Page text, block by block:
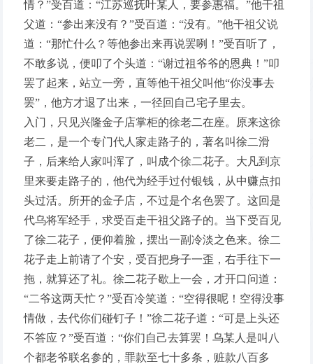
情？”受百道：“江苏巡抚叶某人，要参惠福。”他干祖
父道：“参出来没有？”受百道：“没有。”他干祖父说
道：“那忙什么？等他参出来再说罢咧！”受百听了，
不敢多说，便叩了个头道：“谢过祖爷爷的恩典！”叩
罢了起来，站立一旁，直等他干祖父叫他“你没事去
罢”，他方才退了出来，一径回自己宅子里去。
入门，只见兴隆金子店掌柜的徐老二在座。原来这徐
老二，是一个专门代人家走路子的，著名叫徐二滑
子，后来给人家叫浑了，叫成个徐二花子。大凡到京
里来要走路子的，他代为经手过付银钱，从中赚点扣
头过活。所开的金子店，不过是个名色罢了。这回是
代乌将军经手，求受百走干祖父路子的。当下受百见
了徐二花子，便仰着脸，摆出一副冷淡之色来。徐二
花子走上前请了个安，受百把身子一歪，右手往下一
拖，就算还了礼。徐二花子歇上一会，才开口问道：
“二爷这两天忙？”受百冷笑道：“空得很呢！空得没事
情做，去代你们碰钉子！”徐二花子道：“可是上头还
不答应？”受百道：“你们自己去算罢！乌某人是叫八
个都老爷联名参的，罪款至七十多条，赃款八百多